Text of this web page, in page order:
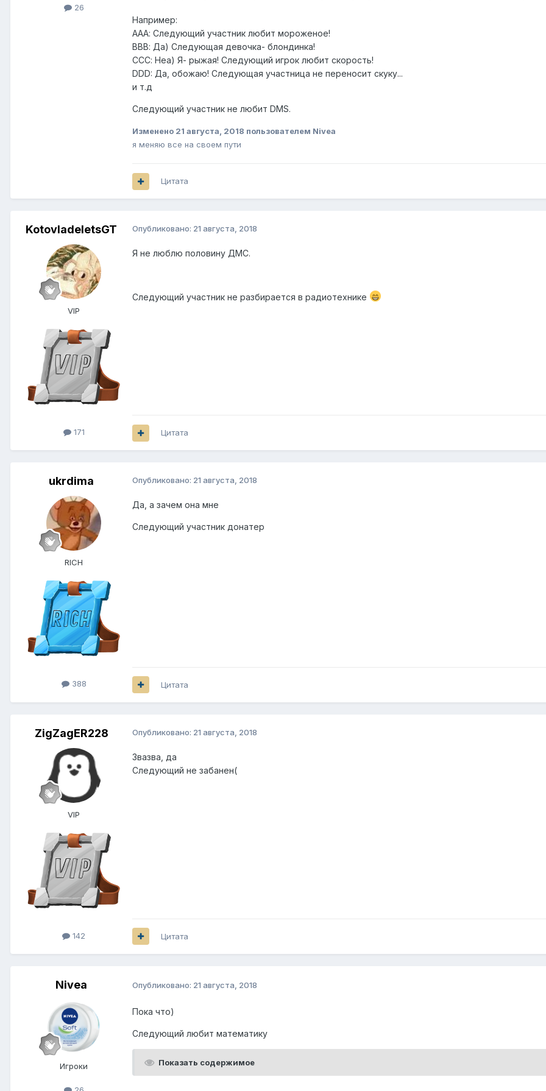
26
Например:
ААА: Следующий участник любит мороженое!
ВВВ: Да) Следующая девочка- блондинка!
ССС: Неа) Я- рыжая! Следующий игрок любит скорость!
DDD: Да, обожаю! Следующая участница не переносит скуку...
и т.д
Следующий участник не любит DMS.
Изменено 21 августа, 2018 пользователем Nivea
я меняю все на своем пути
Цитата
KotovladeletsGT
VIP
171
Опубликовано: 21 августа, 2018
Я не люблю половину ДМС.
Следующий участник не разбирается в радиотехнике
Цитата
ukrdima
RICH
388
Опубликовано: 21 августа, 2018
Да, а зачем она мне
Следующий участник донатер
Цитата
ZigZagER228
VIP
142
Опубликовано: 21 августа, 2018
Звазва, да
Следующий не забанен(
Цитата
Nivea
Игроки
Опубликовано: 21 августа, 2018
Пока что)
Следующий любит математику
Показать содержимое